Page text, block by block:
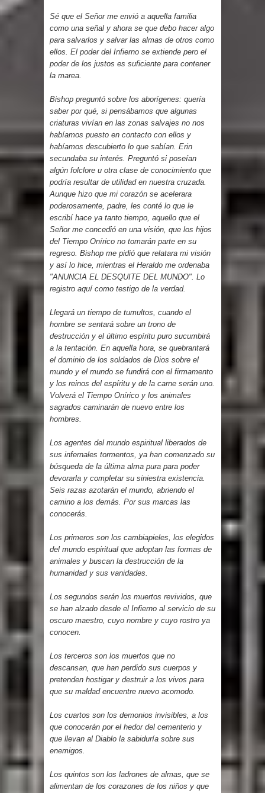
Sé que el Señor me envió a aquella familia
como una señal y ahora se que debo hacer algo
para salvarlos y salvar las almas de otros como
ellos. El poder del Infierno se extiende pero el
poder de los justos es suficiente para contener
la marea.
Bishop preguntó sobre los aborígenes: quería
saber por qué, si pensábamos que algunas
criaturas vivían en las zonas salvajes no nos
habíamos puesto en contacto con ellos y
habíamos descubierto lo que sabían. Erin
secundaba su interés. Preguntó si poseían
algún folclore u otra clase de conocimiento que
podría resultar de utilidad en nuestra cruzada.
Aunque hizo que mi corazón se acelerara
poderosamente, padre, les conté lo que le
escribí hace ya tanto tiempo, aquello que el
Señor me concedió en una visión, que los hijos
del Tiempo Onírico no tomarán parte en su
regreso. Bishop me pidió que relatara mi visión
y así lo hice, mientras el Heraldo me ordenaba
"ANUNCIA EL DESQUITE DEL MUNDO". Lo
registro aquí como testigo de la verdad.
Llegará un tiempo de tumultos, cuando el
hombre se sentará sobre un trono de
destrucción y el último espíritu puro sucumbirá
a la tentación. En aquella hora, se quebrantará
el dominio de los soldados de Dios sobre el
mundo y el mundo se fundirá con el firmamento
y los reinos del espíritu y de la carne serán uno.
Volverá el Tiempo Onírico y los animales
sagrados caminarán de nuevo entre los
hombres.
Los agentes del mundo espiritual liberados de
sus infernales tormentos, ya han comenzado su
búsqueda de la última alma pura para poder
devorarla y completar su siniestra existencia.
Seis razas azotarán el mundo, abriendo el
camino a los demás. Por sus marcas las
conocerás.
Los primeros son los cambiapieles, los elegidos
del mundo espiritual que adoptan las formas de
animales y buscan la destrucción de la
humanidad y sus vanidades.
Los segundos serán los muertos revividos, que
se han alzado desde el Infierno al servicio de su
oscuro maestro, cuyo nombre y cuyo rostro ya
conocen.
Los terceros son los muertos que no
descansan, que han perdido sus cuerpos y
pretenden hostigar y destruir a los vivos para
que su maldad encuentre nuevo acomodo.
Los cuartos son los demonios invisibles, a los
que conocerán por el hedor del cementerio y
que llevan al Diablo la sabiduría sobre sus
enemigos.
Los quintos son los ladrones de almas, que se
alimentan de los corazones de los niños y que